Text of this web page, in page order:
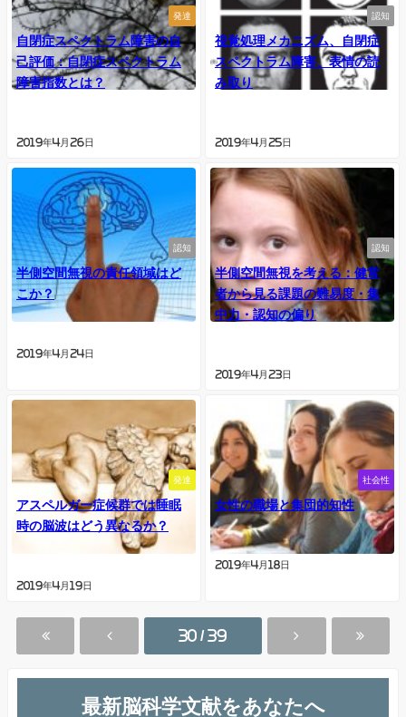
発達
自閉症スペクトラム障害の自
己評価：自閉症スペクトラム
障害指数とは？
2019年4月26日
認知
視覚処理メカニズム、自閉症
スペクトラム障害、表情の読
み取り
2019年4月25日
認知
半側空間無視の責任領域はど
こか？
2019年4月24日
認知
半側空間無視を考える：健常
者から見る課題の難易度・集
中力・認知の偏り
2019年4月23日
発達
アスペルガー症候群では睡眠
時の脳波はどう異なるか？
2019年4月19日
社会性
女性の職場と集団的知性
2019年4月18日
30 / 39
最新脳科学文献をあなたへ